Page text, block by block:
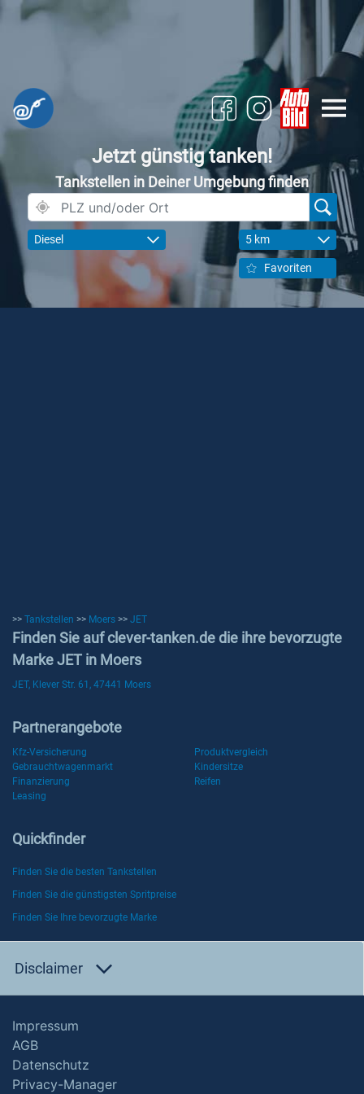
Jetzt günstig tanken!
Tankstellen in Deiner Umgebung finden
Diesel 5 km
Favoriten
>> Tankstellen >> Moers >> JET
Finden Sie auf clever-tanken.de die ihre bevorzugte
Marke JET in Moers
JET, Klever Str. 61, 47441 Moers
Partnerangebote
Kfz-Versicherung
Produktvergleich
Gebrauchtwagenmarkt
Kindersitze
Finanzierung
Reifen
Leasing
Quickfinder
Finden Sie die besten Tankstellen
Finden Sie die günstigsten Spritpreise
Finden Sie Ihre bevorzugte Marke
Disclaimer
Impressum
AGB
Datenschutz
Privacy-Manager